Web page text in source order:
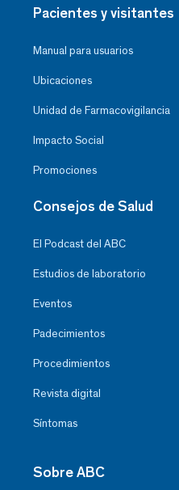
Pacientes y visitantes
Manual para usuarios
Ubicaciones
Unidad de Farmacovigilancia
Impacto Social
Promociones
Consejos de Salud
El Podcast del ABC
Estudios de laboratorio
Eventos
Padecimientos
Procedimientos
Revista digital
Síntomas
Sobre ABC